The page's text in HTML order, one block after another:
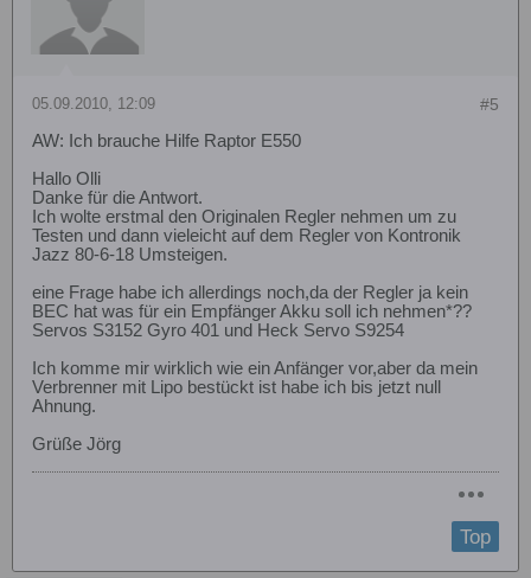
#5
05.09.2010, 12:09
AW: Ich brauche Hilfe Raptor E550
Hallo Olli
Danke für die Antwort.
Ich wolte erstmal den Originalen Regler nehmen um zu
Testen und dann vieleicht auf dem Regler von Kontronik
Jazz 80-6-18 Umsteigen.
eine Frage habe ich allerdings noch,da der Regler ja kein
BEC hat was für ein Empfänger Akku soll ich nehmen*??
Servos S3152 Gyro 401 und Heck Servo S9254
Ich komme mir wirklich wie ein Anfänger vor,aber da mein
Verbrenner mit Lipo bestückt ist habe ich bis jetzt null
Ahnung.
Grüße Jörg
Top